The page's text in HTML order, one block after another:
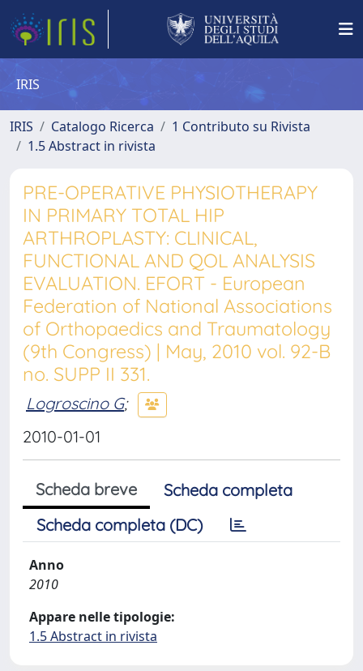
IRIS
IRIS Catalogo Ricerca
1 Contributo su Rivista
1.5 Abstract in rivista
PRE-OPERATIVE PHYSIOTHERAPY
IN PRIMARY TOTAL HIP
ARTHROPLASTY: CLINICAL,
FUNCTIONAL AND QOL ANALYSIS
EVALUATION. EFORT - European
Federation of National Associations
of Orthopaedics and Traumatology
(9th Congress) | May, 2010 vol. 92-B
no. SUPP II 331.
Logroscino G;
2010-01-01
Scheda breve
Scheda completa
Scheda completa (DC)
Anno
2010
Appare nelle tipologie:
1.5 Abstract in rivista